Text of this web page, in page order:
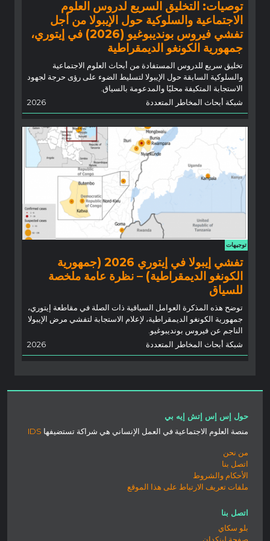
توصيات: التخليق السريع لدروس العلوم
الاجتماعية والسلوكية حول الإيبولا من أجل
تفشي فيروس بونديبوغيو (2026) في إيتوري،
جمهورية الكونغو الديمقراطية
تخليق سريع للدروس المستفادة من أبحاث العلوم الاجتماعية
والسلوكية السابقة حول الإيبولا لتسليط الضوء على رؤى حرجة لجهود
الاستجابة المتكيفة محليًا والمدعومة بالسياق.
شبكة أبحاث المخاطر المتعددة
2026
توجيهات
تفشي إيبولا في إيتوري 2026 (جمهورية
الكونغو الديمقراطية) – نظرة عامة ملخصة
للسياق
توضح هذه المذكرة العوامل السياقية ذات الصلة في مقاطعة إيتوري،
جمهورية الكونغو الديمقراطية، لإعلام الاستجابة لتفشي مرض الإيبولا
الناجم عن فيروس بونديبوغيو.
شبكة أبحاث المخاطر المتعددة
2026
حول إس إس إتش إيه بي
منصة العلوم الاجتماعية في العمل الإنساني هي شراكة تستضيفها IDS
من نحن
اتصل بنا
الأحكام والشروط
ملفات تعريف الارتباط على هذا الموقع
اتصل بنا
بلو سكاي
صفحة لينكدان